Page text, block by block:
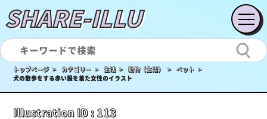
SHARE-ILLU
トップページ > カテゴリー > 生活 > 動物（生活） >
ペット >
犬の散歩をする赤い服を着た女性のイラスト
Illustration ID : 113